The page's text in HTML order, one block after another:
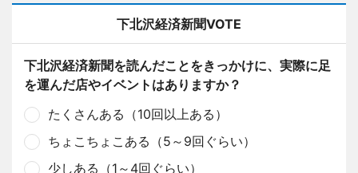
下北沢経済新聞VOTE
下北沢経済新聞を読んだことをきっかけに、実際に足
を運んだ店やイベントはありますか？
たくさんある（10回以上ある）
ちょこちょこある（5～9回ぐらい）
少しある（1～4回ぐらい）